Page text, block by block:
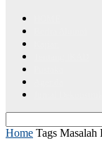
Home Tags Masalah